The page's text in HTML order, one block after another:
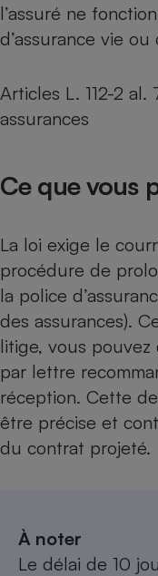
l’assuré ne
d’assurance vie ou
Articles L. 112-2
assurances
Ce que vous
La loi exige le
procédure de
la police
des assurances).
litige, vous
par lettre
réception. Cette
être précise et
du contrat projeté.
À noter
Le délai de 10